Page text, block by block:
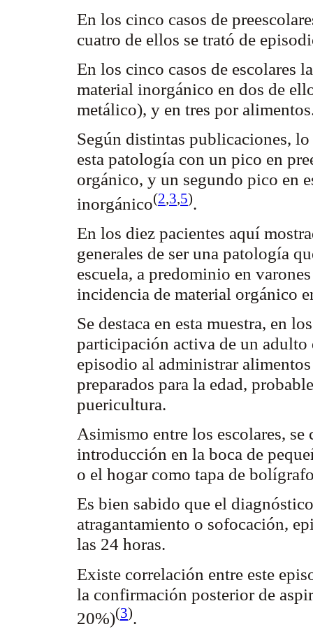
En los cinco casos de
cuatro de ellos se trató de
En los cinco casos de escolares
material inorgánico en dos de
metálico), y en tres por
Según distintas publicaciones,
esta patología con un pico en
orgánico, y un segundo pico en
inorgánico(2,3,5).
En los diez pacientes aquí
generales de ser una patología
escuela, a predominio en
incidencia de material orgánico
Se destaca en esta muestra, en
participación activa de un
episodio al administrar
preparados para la edad,
puericultura.
Asimismo entre los escolares,
introducción en la boca de
o el hogar como tapa de
Es bien sabido que el
atragantamiento o sofocación,
las 24 horas.
Existe correlación entre este
la confirmación posterior de
20%)(3).